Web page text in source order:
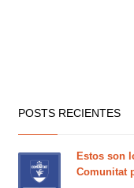
POSTS RECIENTES
Estos son
Comunitat